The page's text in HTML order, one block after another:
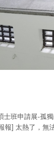
士班申請展-孤
報] 太熱了，無